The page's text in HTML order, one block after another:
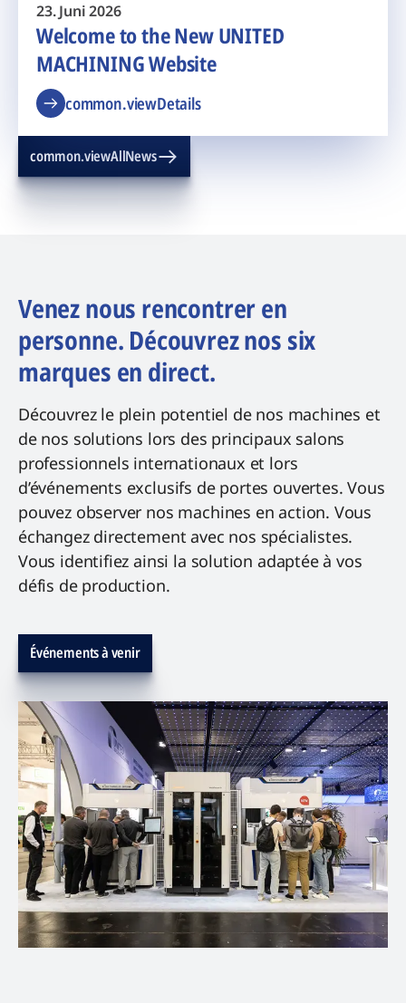
23. Juni 2026
Welcome to the New UNITED
MACHINING Website
common.viewDetails
common.viewAllNews
Venez nous rencontrer en
personne. Découvrez nos six
marques en direct.
Découvrez le plein potentiel de nos machines et
de nos solutions lors des principaux salons
professionnels internationaux et lors
d’événements exclusifs de portes ouvertes. Vous
pouvez observer nos machines en action. Vous
échangez directement avec nos spécialistes.
Vous identifiez ainsi la solution adaptée à vos
défis de production.
Événements à venir